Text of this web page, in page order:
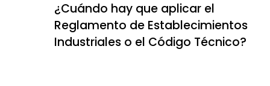
¿Cuándo hay que aplicar el
Reglamento de Establecimientos
Industriales o el Código Técnico?